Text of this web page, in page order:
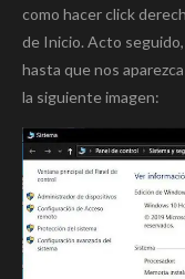
como hacer click
de Inicio. Acto
hasta que nos
la siguiente imagen: